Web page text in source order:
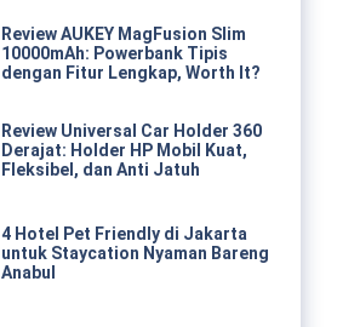
Review AUKEY MagFusion Slim
10000mAh: Powerbank Tipis
dengan Fitur Lengkap, Worth It?
Review Universal Car Holder 360
Derajat: Holder HP Mobil Kuat,
Fleksibel, dan Anti Jatuh
4 Hotel Pet Friendly di Jakarta
untuk Staycation Nyaman Bareng
Anabul